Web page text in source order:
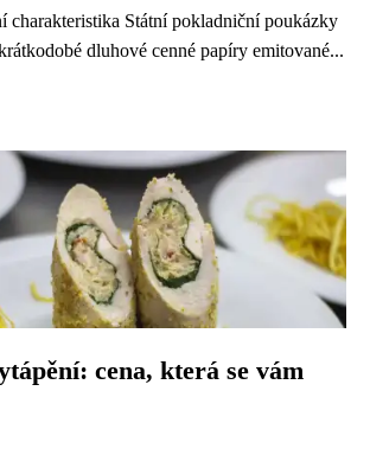
charakteristika Státní pokladniční poukázky
dluhové cenné papíry emitované...
cena, která se vám